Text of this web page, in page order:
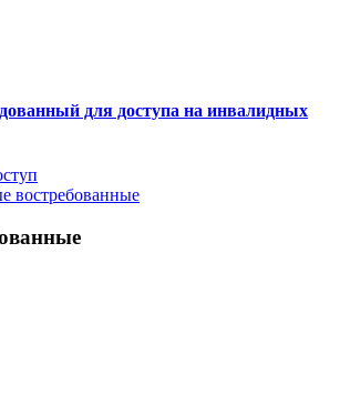
для доступа на инвалидных
востребованные